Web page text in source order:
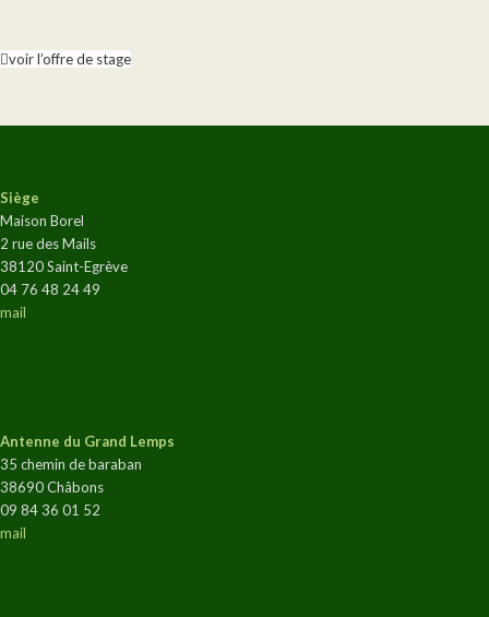
voir l’offre de stage
Siège
Maison Borel
2 rue des Mails
38120 Saint-Egrève
04 76 48 24 49
mail
Antenne du Grand Lemps
35 chemin de baraban
38690 Châbons
09 84 36 01 52
mail